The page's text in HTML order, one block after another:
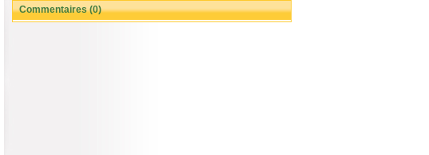
Commentaires (0)